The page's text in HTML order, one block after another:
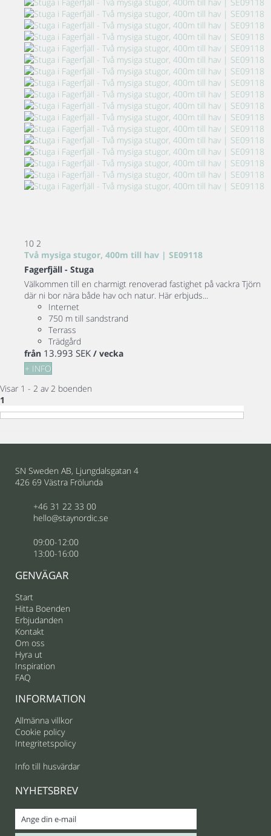
10 2
Två mysiga stugor, 400m till hav | SE09118
Fagerfjäll - Stuga
Välkommen till en charmigt renoverad fastighet på vackra Tjörn
där ni bor nära både hav och natur. Här erbjuds...
Internet
750 m till sandstrand
Terrass
Trädgård
från 13.993 SEK / vecka
+ INFO
Visar 1 - 2 av 2 boenden
1
SN Sweden AB, Ljungdalsgatan 4
426 69 Västra Frölunda
+46 31 22 33 00
hello@staynordic.se
09:00-12:00
13:00-16:00
GENVÄGAR
Start
Hitta Boenden
Erbjudanden
Kontakt
Om oss
Hyra ut
Inspiration
FAQ
INFORMATION
Allmänna villkor
Cookie policy
Integritetspolicy
Info till husvärdar
NYHETSBREV